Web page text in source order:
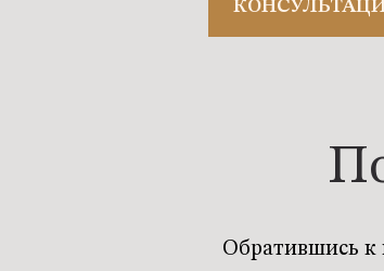
Обратившись к